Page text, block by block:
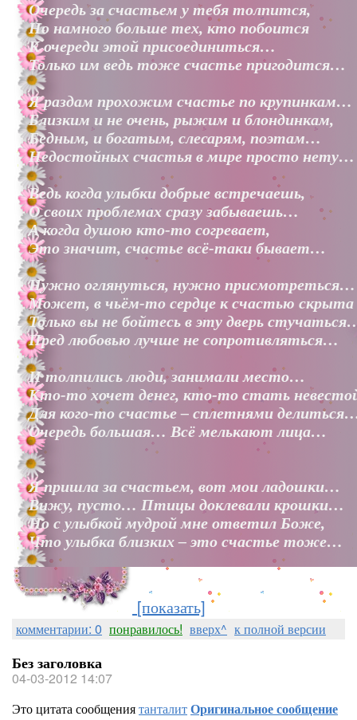
Очередь за счастьем у тебя толпится,
Но намного больше тех, кто побоится
К очереди этой присоединиться…
Только им ведь тоже счастье пригодится…
Я раздам прохожим счастье по крупинкам…
Близким и не очень, рыжим и блондинкам,
Бедным, и богатым, слесарям, поэтам…
Недостойных счастья в мире просто нету…
Ведь когда улыбки добрые встречаешь,
О своих проблемах сразу забываешь…
А когда душою кто-то согревает,
Это значит, счастье всё-таки бывает…
Нужно оглянуться, нужно присмотреться…
Может, в чьём-то сердце к счастью
Только вы не бойтесь в эту дверь
Пред любовью лучше не сопротивляться…
И толпились люди, занимали место…
Кто-то хочет денег, кто-то стать
Для кого-то счастье – сплетнями
Очередь большая… Всё мелькают лица…
Я пришла за счастьем, вот мои ладошки…
Вижу, пусто… Птицы доклевали крошки…
Но с улыбкой мудрой мне ответил Боже,
Что улыбка близких – это счастье тоже…
[показать]
комментарии: 0 понравилось! вверх^ к полной версии
Без заголовка
04-03-2012 14:07
Это цитата сообщениятанталитОригинальное сообщение